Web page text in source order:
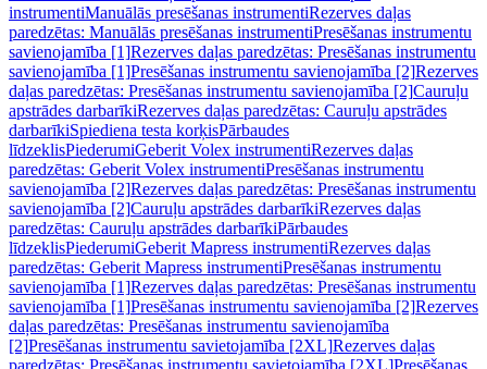
instrumentiManuālās presēšanas instrumentiRezerves daļas
paredzētas: Manuālās presēšanas instrumentiPresēšanas instrumentu
savienojamība [1]Rezerves daļas paredzētas: Presēšanas instrumentu
savienojamība [1]Presēšanas instrumentu savienojamība [2]Rezerves
daļas paredzētas: Presēšanas instrumentu savienojamība [2]Cauruļu
apstrādes darbarīkiRezerves daļas paredzētas: Cauruļu apstrādes
darbarīkiSpiediena testa korķisPārbaudes
līdzeklisPiederumiGeberit Volex instrumentiRezerves daļas
paredzētas: Geberit Volex instrumentiPresēšanas instrumentu
savienojamība [2]Rezerves daļas paredzētas: Presēšanas instrumentu
savienojamība [2]Cauruļu apstrādes darbarīkiRezerves daļas
paredzētas: Cauruļu apstrādes darbarīkiPārbaudes
līdzeklisPiederumiGeberit Mapress instrumentiRezerves daļas
paredzētas: Geberit Mapress instrumentiPresēšanas instrumentu
savienojamība [1]Rezerves daļas paredzētas: Presēšanas instrumentu
savienojamība [1]Presēšanas instrumentu savienojamība [2]Rezerves
daļas paredzētas: Presēšanas instrumentu savienojamība
[2]Presēšanas instrumentu savietojamība [2XL]Rezerves daļas
paredzētas: Presēšanas instrumentu savietojamība [2XL]Presēšanas